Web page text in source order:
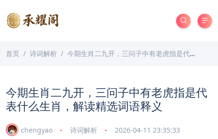
首页 诗词解析 今期生肖二九开，三问子中有老虎指是代表什么生肖，解读精选词语释义
今期生肖二九开，三问子中有老虎指是代
表什么生肖，解读精选词语释义
chengyao 诗词解析 2026-04-11 23:35:33